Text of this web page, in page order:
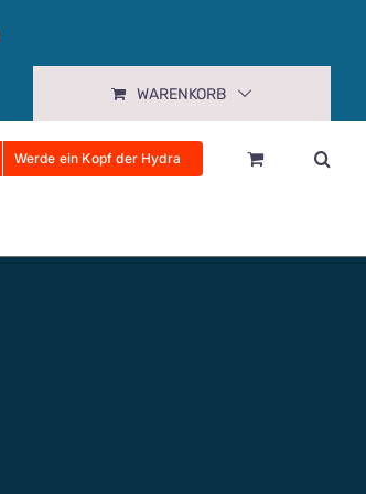
WARENKORB
Werde ein Kopf der Hydra